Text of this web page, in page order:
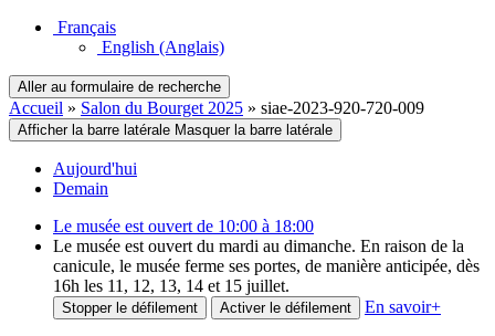
Français
English (Anglais)
Aller au formulaire de recherche
Accueil » Salon du Bourget 2025 » siae-2023-920-720-009
Afficher la barre latérale Masquer la barre latérale
Aujourd'hui
Demain
Le musée est ouvert de 10:00 à 18:00
Le musée est ouvert du mardi au dimanche. En raison de la
canicule, le musée ferme ses portes, de manière anticipée, dès
16h les 11, 12, 13, 14 et 15 juillet.
Stopper le défilement Activer le défilement En savoir+